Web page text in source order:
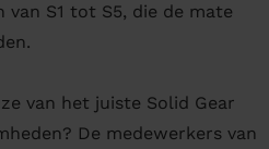
S1 tot S5, die de mate
van het juiste Solid Gear
De medewerkers van